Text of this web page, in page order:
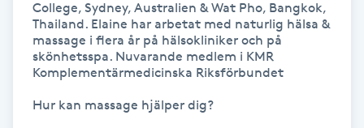
Hyperhidros
Hypnos
College, Sydney, Australien & Wat Pho, Bangkok,
Thailand. Elaine har arbetat med naturlig hälsa &
massage i flera år på hälsokliniker och på
skönhetsspa. Nuvarande medlem i KMR
Komplementärmedicinska Riksförbundet
Hur kan massage hjälper dig?